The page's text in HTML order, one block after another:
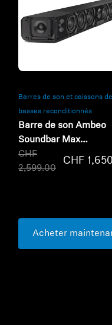
Barres de son et caissons de
basses reconditionnés
Barre de son Ambeo
Soundbar Max
reconditionnée
CHF
2,599.00
CHF
Acheter